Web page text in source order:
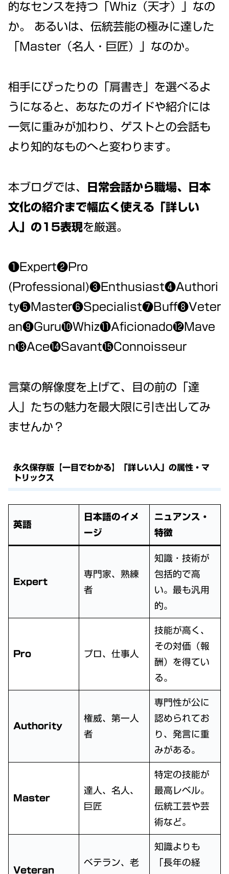
的なセンスを持つ「Whiz（天才）」なの
か。 あるいは、伝統芸能の極みに達した
「Master（名人・巨匠）」なのか。
相手にぴったりの「肩書き」を選べるよ
うになると、あなたのガイドや紹介には
一気に重みが加わり、ゲストとの会話も
より知的なものへと変わります。
本ブログでは、
日常会話から職場、日本
文化の紹介まで幅広く使える「詳しい
人」の15表現を厳選。
❶Expert❷Pro
(Professional)❸Enthusiast❹Authori
ty❺Master❻Specialist❼Buff❽Veter
an❾Guru❿Whiz⓫Aficionado⓬Mave
n⓭Ace⓮Savant⓯Connoisseur
言葉の解像度を上げて、目の前の「達
人」たちの魅力を最大限に引き出してみ
ませんか？
永久保存版【一目でわかる】「詳しい人」の属性・マ
トリックス
英語
日本語のイメ
ージ
ニュアンス・
特徴
Expert
専門家、熟練
者
知識・技術が
包括的で高
い。最も汎用
的。
Pro プロ、仕事人
技能が高く、
その対価（報
酬）を得てい
る。
Authority
権威、第一人
者
専門性が公に
認められてお
り、発言に重
みがある。
Master
達人、名人、
巨匠
特定の技能が
最高レベル。
伝統工芸や芸
術など。
Veteran
ベテラン、老
知識よりも
「長年の経